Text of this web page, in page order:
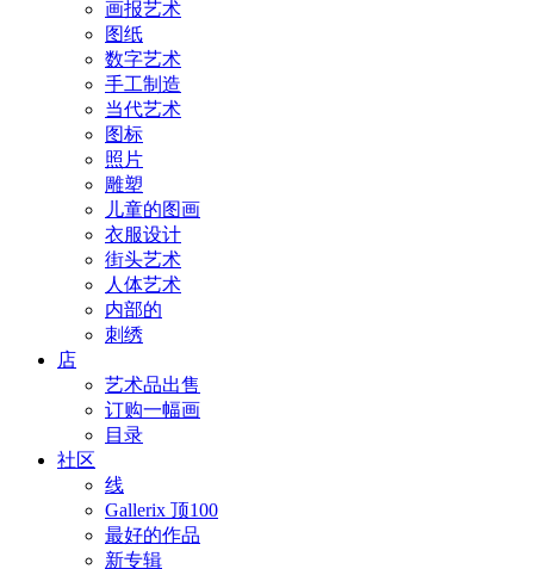
画报艺术
图纸
数字艺术
手工制造
当代艺术
图标
照片
雕塑
儿童的图画
衣服设计
街头艺术
人体艺术
内部的
刺绣
店
艺术品出售
订购一幅画
目录
社区
线
Gallerix 顶100
最好的作品
新专辑